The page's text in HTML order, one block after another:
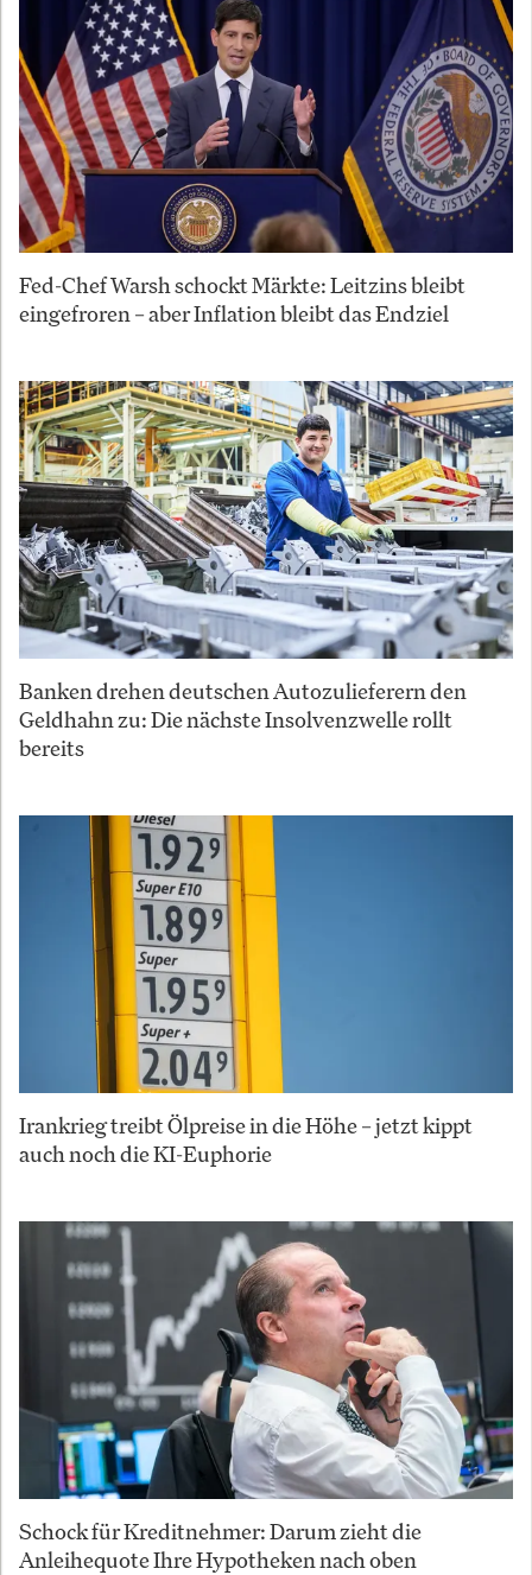
Fed-Chef Warsh schockt Märkte: Leitzins bleibt
eingefroren – aber Inflation bleibt das Endziel
Banken drehen deutschen Autozulieferern den
Geldhahn zu: Die nächste Insolvenzwelle rollt
bereits
Irankrieg treibt Ölpreise in die Höhe – jetzt kippt
auch noch die KI-Euphorie
Schock für Kreditnehmer: Darum zieht die
Anleihequote Ihre Hypotheken nach oben